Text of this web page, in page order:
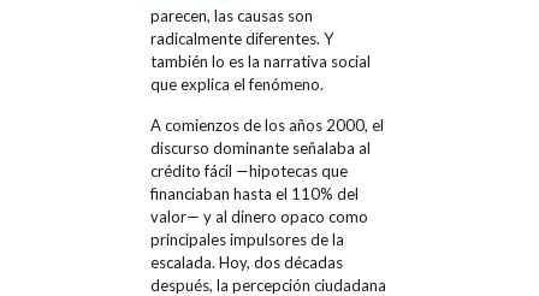
parecen, las causas son
radicalmente diferentes. Y
también lo es la narrativa social
que explica el fenómeno.
A comienzos de los años 2000, el
discurso dominante señalaba al
crédito fácil —hipotecas que
financiaban hasta el 110% del
valor— y al dinero opaco como
principales impulsores de la
escalada. Hoy, dos décadas
después, la percepción ciudadana